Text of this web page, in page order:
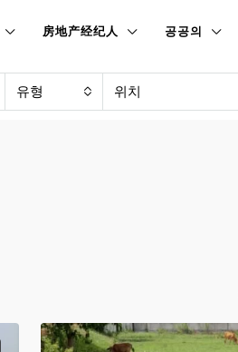
房地产经纪人 공공의
유형